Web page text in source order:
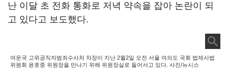
난 이달 초 전화 통화로 저녁 약속을 잡아 논란이 되
고 있다고 보도했다.
여운국 고위공직자범죄수사처 차장이 지난 2월2일 오전 서울 여의도 국회 법제사법
위원회 윤호중 위원장을 만나기 위해 위원장실로 들어서고 있다. 사진/뉴시스